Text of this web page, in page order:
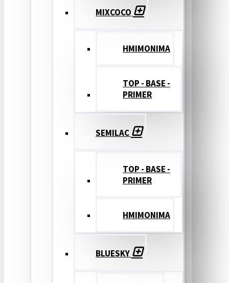
MIXCOCO
HMIMONIMA
TOP - BASE -
PRIMER
SEMILAC
TOP - BASE -
PRIMER
ΗΜΙΜΟΝΙΜΑ
BLUESKY